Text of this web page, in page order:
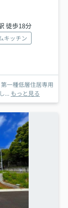
徒歩18分
キッチン
一種低層住居専用
... もっと見る